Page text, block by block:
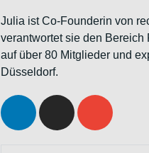
Julia ist Co-Founderin von
verantwortet sie den
auf über 80 Mitglieder und
Düsseldorf.